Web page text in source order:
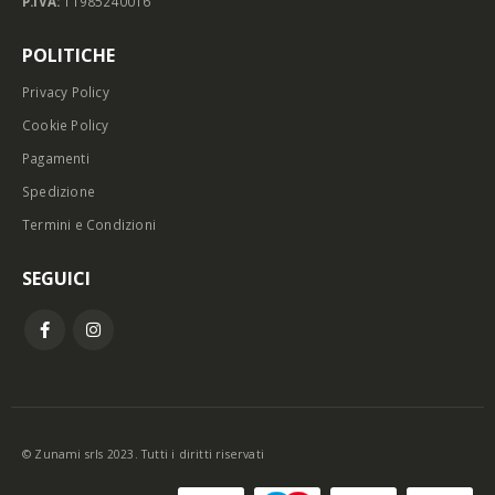
POLITICHE
Privacy Policy
Cookie Policy
Pagamenti
Spedizione
Termini e Condizioni
SEGUICI
© Zunami srls 2023. Tutti i diritti riservati